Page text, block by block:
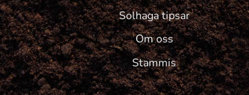
Solhaga tipsar
Om oss
Stammis